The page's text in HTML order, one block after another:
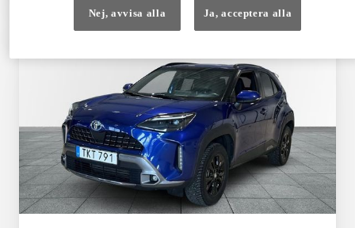
Nej, avvisa alla Ja, acceptera alla